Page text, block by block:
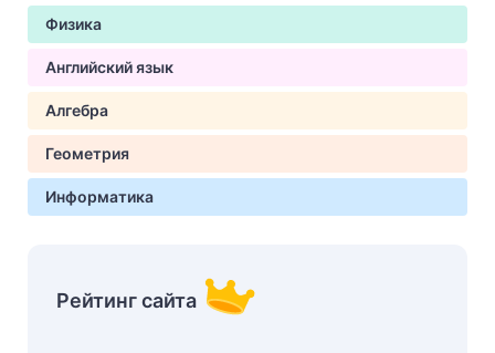
Физика
Английский язык
Алгебра
Геометрия
Информатика
Рейтинг сайта